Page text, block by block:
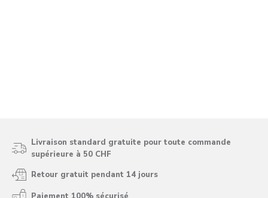
Livraison standard gratuite pour toute commande
supérieure à 50 CHF
Retour gratuit pendant 14 jours